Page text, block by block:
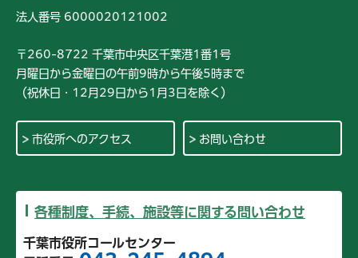
法人番号 6000020121002
〒260-8722 千葉市中央区千葉港1番1号
月曜日から金曜日の午前9時から午後5時まで
（祝休日・12月29日から1月3日を除く）
市役所へのアクセス お問い合わせ
各種制度、手続、施設等に関する問い合わせ
千葉市役所コールセンター